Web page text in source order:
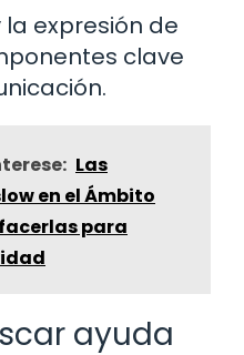
expresión de
clave
Las
en el Ámbito
para
ayuda